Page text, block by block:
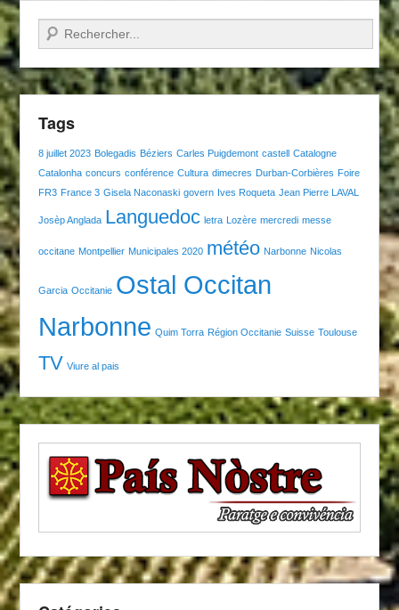
Recherche
Tags
8 juillet 2023 Bolegadis Béziers Carles Puigdemont castell Catalogne
Catalonha concurs conférence Cultura dimecres Durban-Corbières Foire
FR3 France 3 Gisela Naconaski govern Ives Roqueta Jean Pierre LAVAL
Josèp Anglada Languedoc letra Lozère mercredi messe
occitane Montpellier Municipales 2020 météo Narbonne Nicolas
Garcia Occitanie Ostal Occitan
Narbonne Quim Torra Région Occitanie Suisse Toulouse
TV Viure al pais